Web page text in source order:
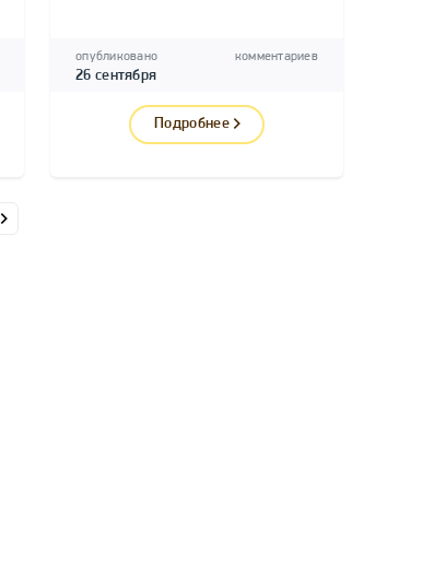
опубликовано
26 сентября
комментариев
Подробнее